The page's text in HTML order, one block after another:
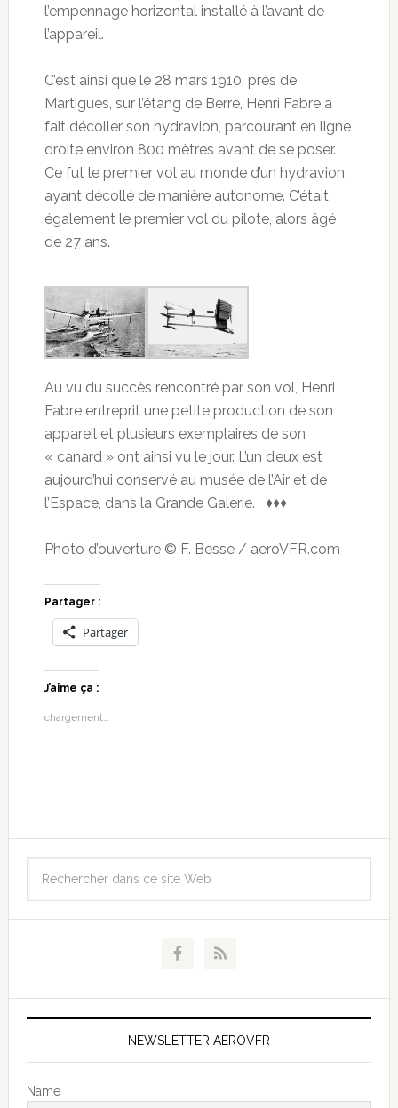
l’empennage horizontal installé à l’avant de
l’appareil.
C’est ainsi que le 28 mars 1910, près de
Martigues, sur l’étang de Berre, Henri Fabre a
fait décoller son hydravion, parcourant en ligne
droite environ 800 mètres avant de se poser.
Ce fut le premier vol au monde d’un hydravion,
ayant décollé de manière autonome. C’était
également le premier vol du pilote, alors âgé
de 27 ans.
Au vu du succès rencontré par son vol, Henri
Fabre entreprit une petite production de son
appareil et plusieurs exemplaires de son
« canard » ont ainsi vu le jour. L’un d’eux est
aujourd’hui conservé au musée de l’Air et de
l’Espace, dans la Grande Galerie. ♦♦♦
Photo d’ouverture © F. Besse / aeroVFR.com
Partager :
Partager
J’aime ça :
chargement…
NEWSLETTER AEROVFR
Name